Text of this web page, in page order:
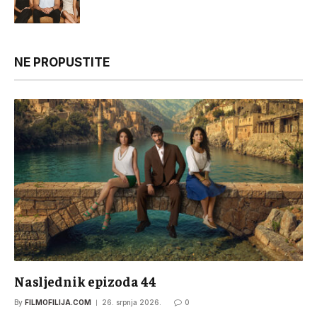
NE PROPUSTITE
Nasljednik epizoda 44
By FILMOFILIJA.COM 26. srpnja 2026. 0